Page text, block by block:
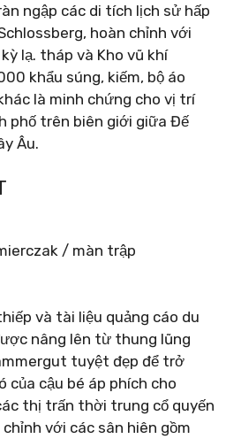
ngập các di tích lịch sử hấp
hoàn chỉnh với
lạ. tháp và Kho vũ khí
khẩu súng, kiếm, bộ áo
là minh chứng cho vị trí
phố trên biên giới giữa Đế
Âu.
/ màn trập
và tài liệu quảng cáo du
nâng lên từ thung lũng
tuyệt đẹp để trở
của cậu bé áp phích cho
thị trấn thời trung cổ quyến
chỉnh với các sân hiên gồm